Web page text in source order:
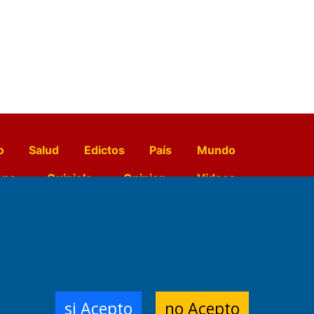
Salud Edictos País
Mundo
Quiniela Opinion
Videos
si Acepto no Acepto